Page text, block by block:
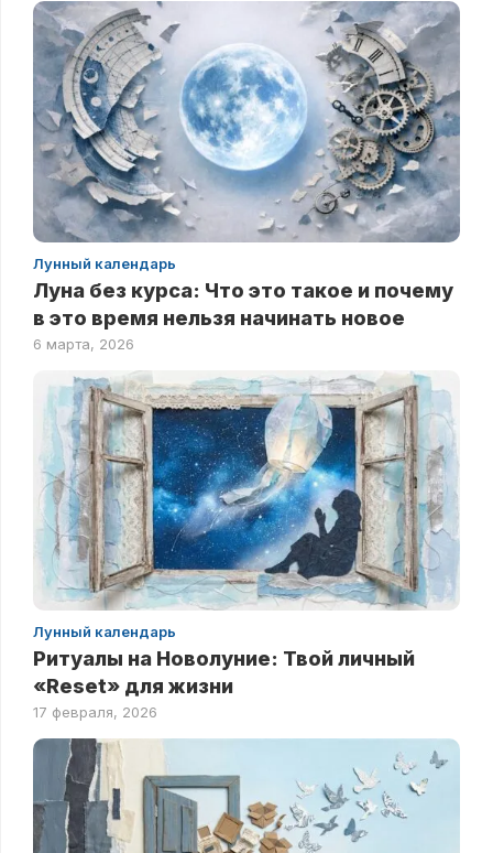
Лунный календарь
Луна без курса: Что это такое и почему
в это время нельзя начинать новое
6 марта, 2026
Лунный календарь
Ритуалы на Новолуние: Твой личный
«Reset» для жизни
17 февраля, 2026